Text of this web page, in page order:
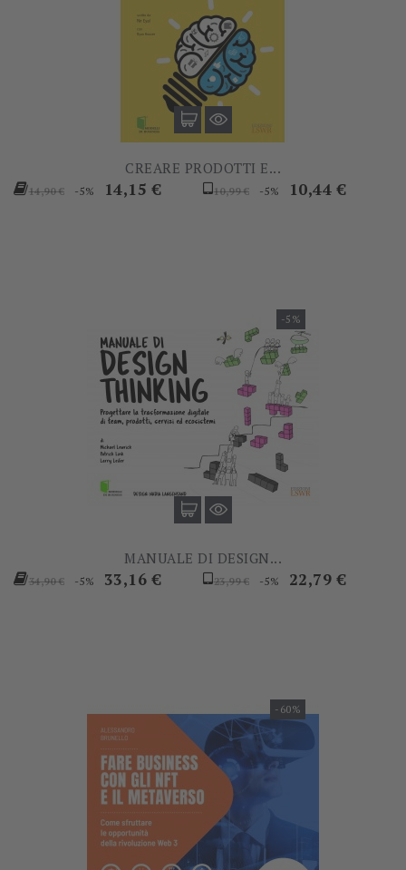
CREARE PRODOTTI E...
Prezzo
14,90 € -5% Prezzo
14,15 €
Prezzo
10,99 € -5% Prezzo
10,44 €
-5%
MANUALE DI DESIGN...
Prezzo
34,90 € -5% Prezzo
33,16 €
Prezzo
23,99 € -5% Prezzo
22,79 €
-60%